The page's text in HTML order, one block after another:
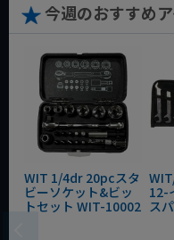
今週のおすすめ
WIT 1/4dr 20pcスタ
ビーソケット&ビッ
トセット WIT-10002
12-
ス